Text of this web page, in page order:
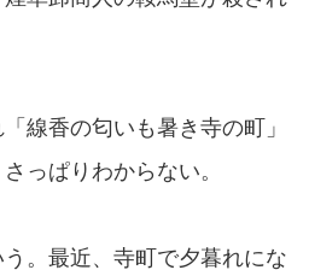
線香の匂いも暑き寺の町」
っぱりわからない。
。最近、寺町で夕暮れにな